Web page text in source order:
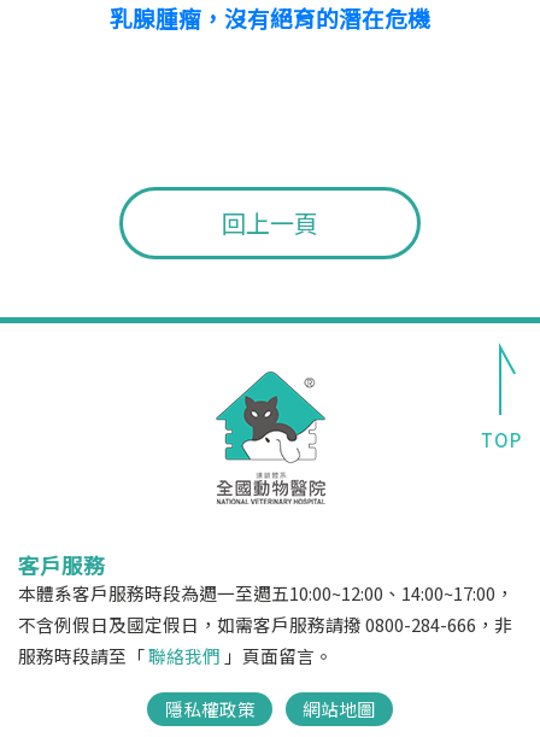
乳腺腫瘤，沒有絕育的潛在危機
回上一頁
客戶服務
本體系客戶服務時段為週一至週五10:00~12:00、14:00~17:00，
不含例假日及國定假日，如需客戶服務請撥 0800-284-666，非
服務時段請至「聯絡我們 」頁面留言。
隱私權政策 網站地圖